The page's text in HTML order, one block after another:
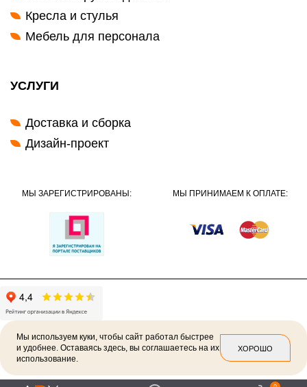
Кресла и стулья
Мебель для персонала
УСЛУГИ
Доставка и сборка
Дизайн-проект
МЫ ЗАРЕГИСТРИРОВАНЫ: МЫ ПРИНИМАЕМ К ОПЛАТЕ:
2026 © Политика конфиденциальности
Мы используем куки, чтобы сайт работал быстрее
и удобнее. Оставаясь здесь, вы соглашаетесь на их
использование.
ХОРОШО